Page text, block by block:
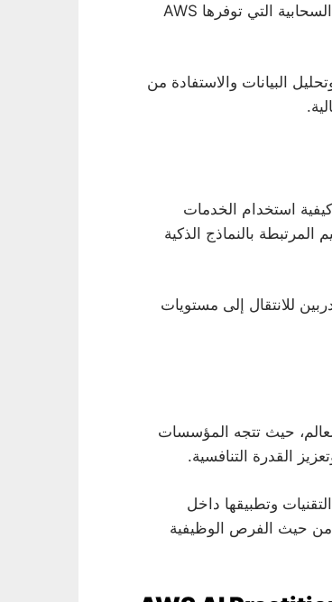
الاصطناعي والتعلم الآلي، بالإضافة إلى التعرف على الخدمات السحابية التي توفرها AWS
البيانات والاستفادة من
استخدام الخدمات
المرتبطة بالنماذج الذكية
للانتقال إلى مستويات
حيث تتجه المؤسسات
القدرة التنافسية.
وتطبيقها داخل
من حيث الفرص الوظيفية